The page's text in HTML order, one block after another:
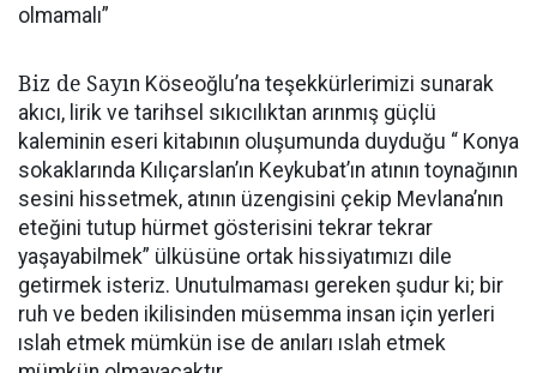
olmamalı”
Biz de Sayın Köseoğlu’na teşekkürlerimizi sunarak
akıcı, lirik ve tarihsel sıkıcılıktan arınmış güçlü
kaleminin eseri kitabının oluşumunda duyduğu “ Konya
sokaklarında Kılıçarslan’ın Keykubat’ın atının toynağının
sesini hissetmek, atının üzengisini çekip Mevlana’nın
eteğini tutup hürmet gösterisini tekrar tekrar
yaşayabilmek” ülküsüne ortak hissiyatımızı dile
getirmek isteriz. Unutulmaması gereken şudur ki; bir
ruh ve beden ikilisinden müsemma insan için yerleri
ıslah etmek mümkün ise de anıları ıslah etmek